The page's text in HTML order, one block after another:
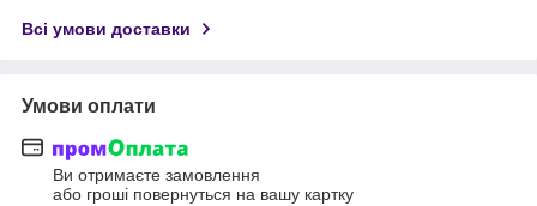
Всі умови доставки
Умови оплати
Ви отримаєте замовлення
або гроші повернуться на вашу картку